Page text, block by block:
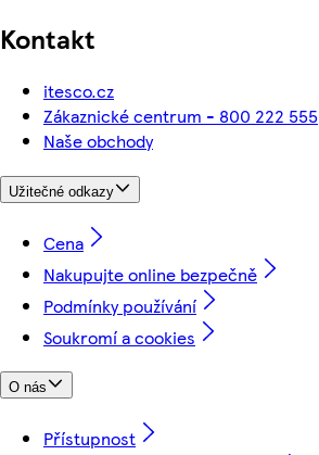
Kontakt
itesco.cz
Zákaznické centrum - 800 222 555
Naše obchody
Užitečné odkazy
Cena
Nakupujte online bezpečně
Podmínky používání
Soukromí a cookies
O nás
Přístupnost